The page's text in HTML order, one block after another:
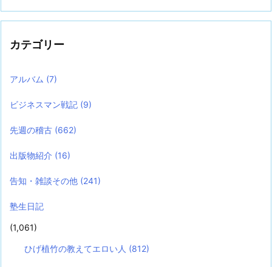
カテゴリー
アルバム (7)
ビジネスマン戦記 (9)
先週の稽古 (662)
出版物紹介 (16)
告知・雑談その他 (241)
塾生日記
(1,061)
ひげ植竹の教えてエロい人 (812)